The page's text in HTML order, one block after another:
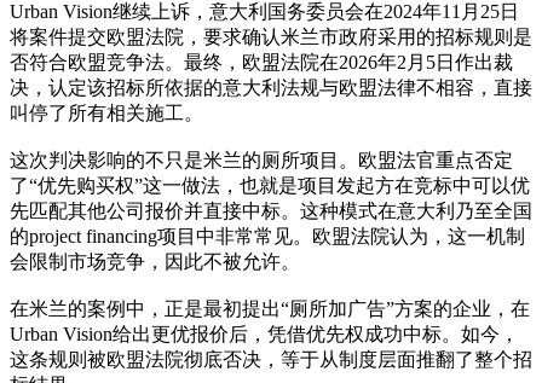
Urban Vision继续上诉，意大利国务委员会在2024年11月25日
将案件提交欧盟法院，要求确认米兰市政府采用的招标规则是
否符合欧盟竞争法。最终，欧盟法院在2026年2月5日作出裁
决，认定该招标所依据的意大利法规与欧盟法律不相容，直接
叫停了所有相关施工。
这次判决影响的不只是米兰的厕所项目。欧盟法官重点否定
了“优先购买权”这一做法，也就是项目发起方在竞标中可以优
先匹配其他公司报价并直接中标。这种模式在意大利乃至全国
的project financing项目中非常常见。欧盟法院认为，这一机制
会限制市场竞争，因此不被允许。
在米兰的案例中，正是最初提出“厕所加广告”方案的企业，在
Urban Vision给出更优报价后，凭借优先权成功中标。如今，
这条规则被欧盟法院彻底否决，等于从制度层面推翻了整个招